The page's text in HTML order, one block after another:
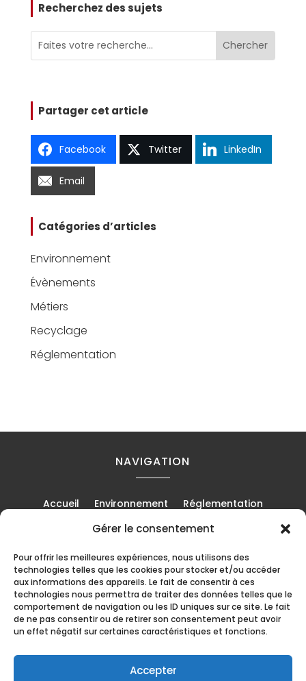
Gérer le consentement
Pour offrir les meilleures expériences, nous utilisons des
technologies telles que les cookies pour stocker et/ou accéder
aux informations des appareils. Le fait de consentir à ces
technologies nous permettra de traiter des données telles que le
comportement de navigation ou les ID uniques sur ce site. Le fait
de ne pas consentir ou de retirer son consentement peut avoir
un effet négatif sur certaines caractéristiques et fonctions.
Accepter
Recherchez des sujets
Partager cet article
Facebook Twitter LinkedIn
Email
Catégories d’articles
Environnement
Évènements
Métiers
Recyclage
Réglementation
NAVIGATION
Accueil Environnement
Réglementation
Métiers Chantiers
EN PARTENARIAT AVEC